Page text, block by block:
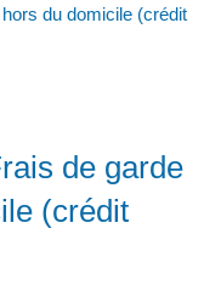
du domicile (crédit
de garde
(crédit